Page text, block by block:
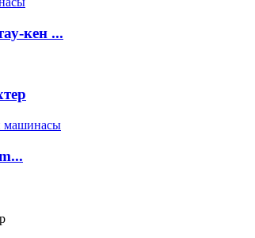
кен ...